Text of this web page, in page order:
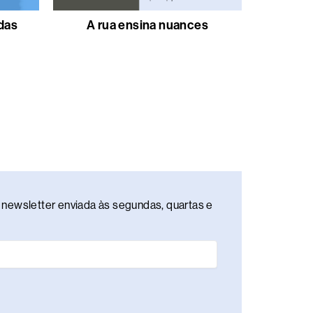
A rua ensina nuances
enviada às segundas, quartas e